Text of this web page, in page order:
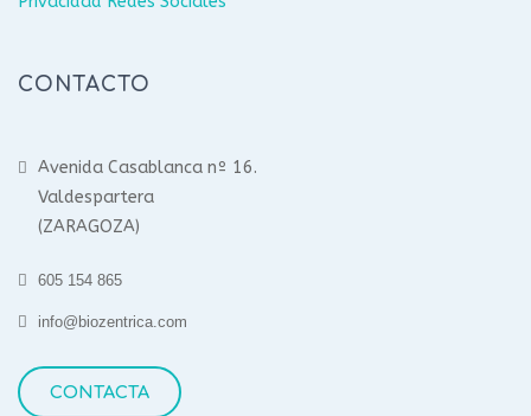
CONTACTO
Avenida Casablanca nº 16.
Valdespartera
(ZARAGOZA)
605 154 865
info@biozentrica.com
CONTACTA